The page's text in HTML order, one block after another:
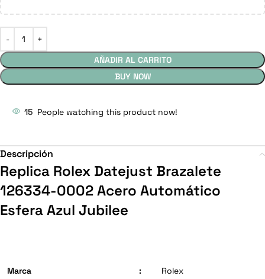
AÑADIR AL CARRITO
BUY NOW
15 People watching this product now!
Descripción
Replica Rolex Datejust Brazalete
126334-0002 Acero Automático
Esfera Azul Jubilee
Marca : Rolex